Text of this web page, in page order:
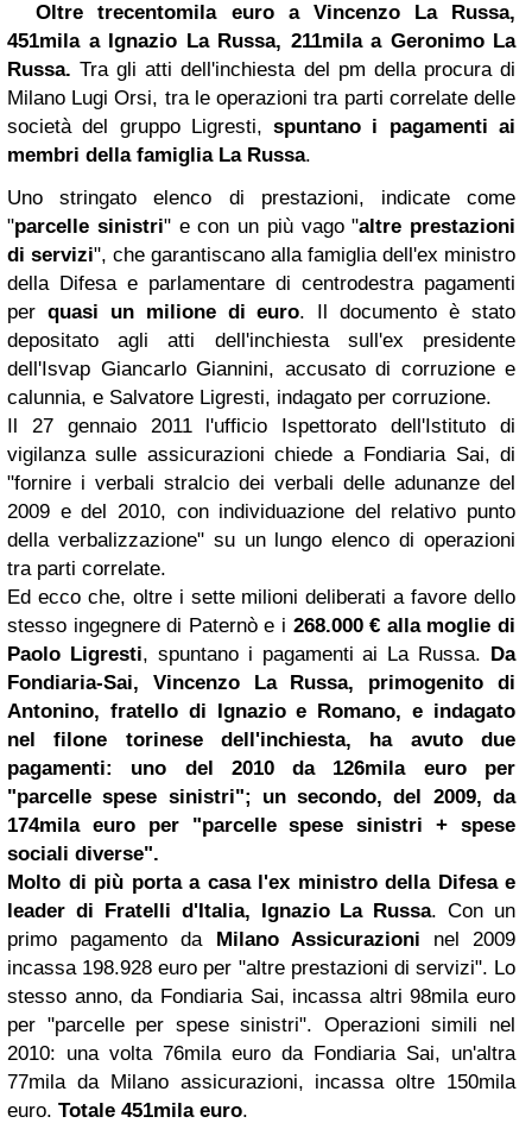
Oltre trecentomila euro a Vincenzo La Russa,
451mila a Ignazio La Russa, 211mila a Geronimo La
Russa. Tra gli atti dell'inchiesta del pm della procura di
Milano Lugi Orsi, tra le operazioni tra parti correlate delle
società del gruppo Ligresti,spuntano i pagamenti ai
membri della famiglia La Russa.
Uno stringato elenco di prestazioni, indicate come
"parcelle sinistri" e con un più vago "altre prestazioni
di servizi", che garantiscano alla famiglia dell'ex ministro
della Difesa e parlamentare di centrodestra pagamenti
per quasi un milione di euro. Il documento è stato
depositato agli atti dell'inchiesta sull'ex presidente
dell'Isvap Giancarlo Giannini, accusato di corruzione e
calunnia, e Salvatore Ligresti, indagato per corruzione.
Il 27 gennaio 2011 l'ufficio Ispettorato dell'Istituto di
vigilanza sulle assicurazioni chiede a Fondiaria Sai, di
"fornire i verbali stralcio dei verbali delle adunanze del
2009 e del 2010, con individuazione del relativo punto
della verbalizzazione" su un lungo elenco di operazioni
tra parti correlate.
Ed ecco che, oltre i sette milioni deliberati a favore dello
stesso ingegnere di Paternò e i 268.000 € alla moglie di
Paolo Ligresti, spuntano i pagamenti ai La Russa. Da
Fondiaria-Sai, Vincenzo La Russa, primogenito di
Antonino, fratello di Ignazio e Romano, e indagato
nel filone torinese dell'inchiesta, ha avuto due
pagamenti: uno del 2010 da 126mila euro per
"parcelle spese sinistri"; un secondo, del 2009, da
174mila euro per "parcelle spese sinistri + spese
sociali diverse".
Molto di più porta a casa l'ex ministro della Difesa e
leader di Fratelli d'Italia, Ignazio La Russa. Con un
primo pagamento da Milano Assicurazioni nel 2009
incassa 198.928 euro per "altre prestazioni di servizi". Lo
stesso anno, da Fondiaria Sai, incassa altri 98mila euro
per "parcelle per spese sinistri". Operazioni simili nel
2010: una volta 76mila euro da Fondiaria Sai, un'altra
77mila da Milano assicurazioni, incassa oltre 150mila
euro. Totale 451mila euro.